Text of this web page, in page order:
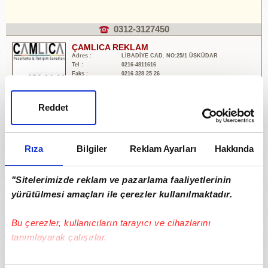
Rıza Bilgiler Reklam Ayarları Hakkında
"Sitelerimizde reklam ve pazarlama faaliyetlerinin
yürütülmesi amaçları ile çerezler kullanılmaktadır.
Bu çerezler, kullanıcıların tarayıcı ve cihazlarını
tanımlayarak çalışırlar.
Bu çerezlere izin vermeniz halinde sizlere özel
Reddet
0312-3127450
ÇAMLICA REKLAM
Adres :
LİBADİYE CAD. NO:25/1 ÜSKÜDAR
Tel :
0216-4811616
Faks :
0216 328 25 26
Adres :
Dikmen Caddesi No: 146/4
ELKA AJANS
Adres :